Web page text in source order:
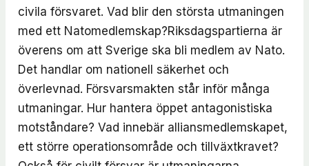
civila försvaret. Vad blir den största utmaningen
med ett Natomedlemskap?Riksdagspartierna är
överens om att Sverige ska bli medlem av Nato.
Det handlar om nationell säkerhet och
överlevnad. Försvarsmakten står inför många
utmaningar. Hur hantera öppet antagonistiska
motståndare? Vad innebär alliansmedlemskapet,
ett större operationsområde och tillväxtkravet?